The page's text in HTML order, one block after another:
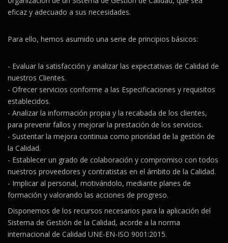
eficaz y adecuado a sus necesidades.
Para ello, hemos asumido una serie de principios básicos:
- Evaluar la satisfacción y analizar las expectativas de Calidad de
nuestros Clientes.
- Ofrecer servicios conforme a las Especificaciones y requisitos
establecidos.
- Analizar la información propia y la recabada de los clientes,
para prevenir fallos y mejorar la prestación de los servicios.
- Sustentar la mejora continua como prioridad de la gestión de
la Calidad.
- Establecer un grado de colaboración y compromiso con todos
nuestros proveedores y contratistas en el ámbito de la Calidad.
- Implicar al personal, motivándolo, mediante planes de
formación y valorando las acciones de progreso.
Disponemos de los recursos necesarios para la aplicación del
Sistema de Gestión de la Calidad, acorde a la norma
internacional de Calidad UNE-EN-ISO 9001:2015.